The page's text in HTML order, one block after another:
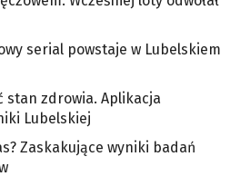
serial powstaje w Lubelskiem
stan zdrowia. Aplikacja
Lubelskiej
Zaskakujące wyniki badań